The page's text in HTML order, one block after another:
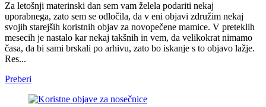
Za letošnji materinski dan sem vam želela podariti nekaj
uporabnega, zato sem se odločila, da v eni objavi združim nekaj
svojih starejših koristnih objav za novopečene mamice. V preteklih
mesecih je nastalo kar nekaj takšnih in vem, da velikokrat nimamo
časa, da bi sami brskali po arhivu, zato bo iskanje s to objavo lažje.
Res...
Preberi